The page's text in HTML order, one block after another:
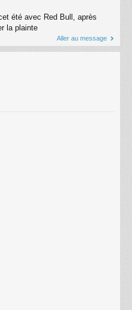
été avec Red Bull, après
la plainte
Aller au message